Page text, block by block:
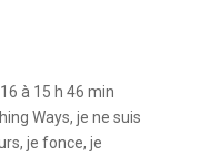
à 15 h 46 min
Ways, je ne suis
je fonce, je